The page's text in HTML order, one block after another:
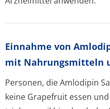
Einnahme von
mit Nahrungsmitteln
Personen, die Amlodipin
keine Grapefruit essen